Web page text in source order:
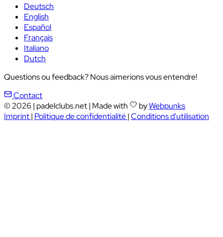
Deutsch
English
Español
Français
Italiano
Dutch
Questions ou feedback? Nous aimerions vous entendre!
Contact
© 2026 | padelclubs.net| Made with byWebpunks
Imprint| Politique de confidentialité|Conditions d'utilisation